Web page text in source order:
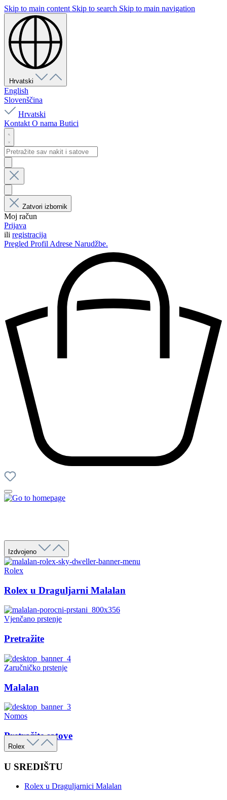
Skip to main content Skip to search Skip to main navigation
Hrvatski
English
Slovenščina
Hrvatski
Kontakt O nama Butici
Zatvori izbornik
Moj račun
Prijava
ili registracija
Pregled Profil Adrese Narudžbe.
Izdvojeno
Rolex
Rolex u Draguljarni Malalan
Vjenčano prstenje
Pretražite
Zaručničko prstenje
Malalan
Nomos
Pretražite satove
Rolex
U SREDIŠTU
Rolex u Draguljarnici Malalan